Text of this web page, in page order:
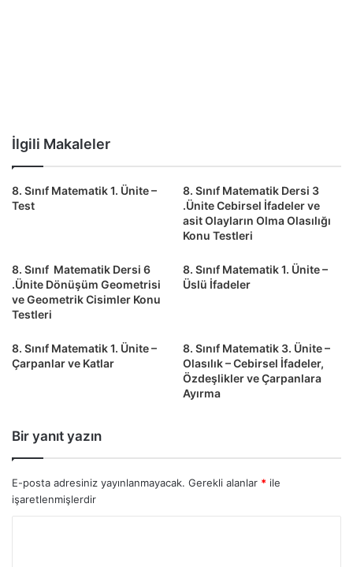
İlgili Makaleler
8. Sınıf Matematik 1. Ünite –
Test
8. Sınıf Matematik Dersi 3
.Ünite Cebirsel İfadeler ve
asit Olayların Olma Olasılığı
Konu Testleri
8. Sınıf Matematik Dersi 6
.Ünite Dönüşüm Geometrisi
ve Geometrik Cisimler Konu
Testleri
8. Sınıf Matematik 1. Ünite –
Üslü İfadeler
8. Sınıf Matematik 1. Ünite –
Çarpanlar ve Katlar
8. Sınıf Matematik 3. Ünite –
Olasılık – Cebirsel İfadeler,
Özdeşlikler ve Çarpanlara
Ayırma
Bir yanıt yazın
E-posta adresiniz yayınlanmayacak. Gerekli alanlar * ile
işaretlenmişlerdir